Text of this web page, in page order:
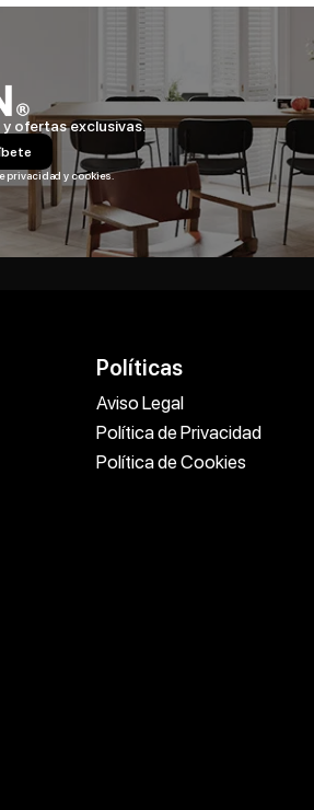
ofertas exclusivas.
privacidad y cookies.
Políticas
Aviso Legal
Política de Privacidad
Política de Cookies